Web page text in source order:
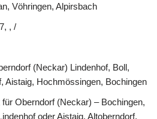
Vöhringen, Alpirsbach
, /
(Neckar) Lindenhof, Boll,
Aistaig, Hochmössingen, Bochingen
Oberndorf (Neckar) – Bochingen,
oder Aistaig, Altoberndorf,